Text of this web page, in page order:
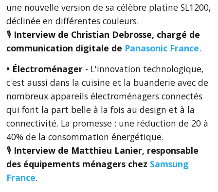
une nouvelle version de sa célèbre platine SL1200,
déclinée en différentes couleurs.
🎙 Interview de Christian Debrosse, chargé de
communication digitale de Panasonic France.
• Électroménager - L'innovation technologique,
c'est aussi dans la cuisine et la buanderie avec de
nombreux appareils électroménagers connectés
qui font la part belle à la fois au design et à la
connectivité. La promesse : une réduction de 20 à
40% de la consommation énergétique.
🎙 Interview de Matthieu Lanier, responsable
des équipements ménagers chez Samsung
France.